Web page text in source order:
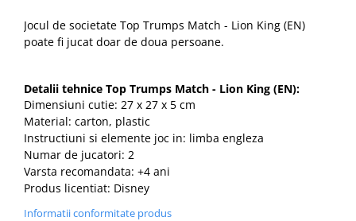
Jocul de societate Top Trumps Match - Lion King (EN)
poate fi jucat doar de doua persoane.
Detalii tehnice Top Trumps Match - Lion King (EN):
Dimensiuni cutie: 27 x 27 x 5 cm
Material: carton, plastic
Instructiuni si elemente joc in: limba engleza
Numar de jucatori: 2
Varsta recomandata: +4 ani
Produs licentiat: Disney
Informatii conformitate produs